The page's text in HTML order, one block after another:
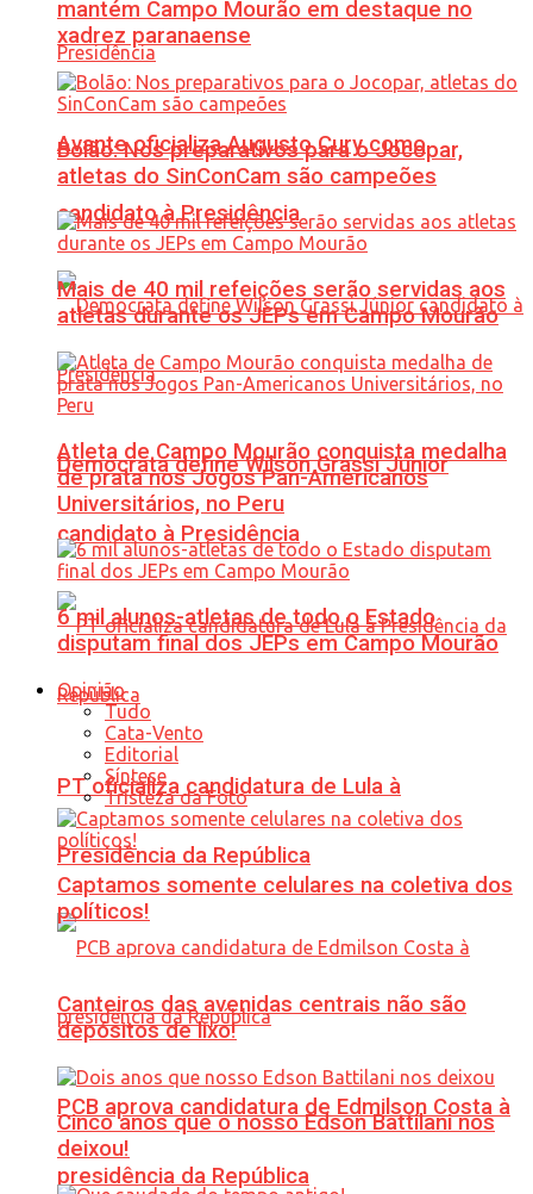
Avante oficializa Augusto Cury como
candidato à Presidência
Democrata define Wilson Grassi Júnior
candidato à Presidência
PT oficializa candidatura de Lula à
Presidência da República
PCB aprova candidatura de Edmilson Costa à
presidência da República
mantém Campo Mourão em destaque no
xadrez paranaense
Bolão: Nos preparativos para o Jocopar,
atletas do SinConCam são campeões
Mais de 40 mil refeições serão servidas aos
atletas durante os JEPs em Campo Mourão
Atleta de Campo Mourão conquista medalha
de prata nos Jogos Pan-Americanos
Universitários, no Peru
6 mil alunos-atletas de todo o Estado
disputam final dos JEPs em Campo Mourão
Opinião
Tudo
Cata-Vento
Editorial
Síntese
Tristeza da Foto
Captamos somente celulares na coletiva dos
políticos!
Canteiros das avenidas centrais não são
depósitos de lixo!
Cinco anos que o nosso Edson Battilani nos
deixou!